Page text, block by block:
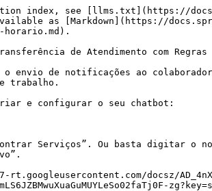
index, see [llms.txt](https://
as [Markdown](https://
horario.md).
de Atendimento com Regras
envio de notificações ao
trabalho.
e configurar o seu chatbot:
Serviços”. Ou basta digitar o
docsz/